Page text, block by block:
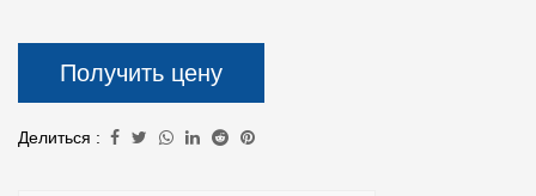
энергопотреблением. Передовые гидравлические
Получить цену
Делиться :